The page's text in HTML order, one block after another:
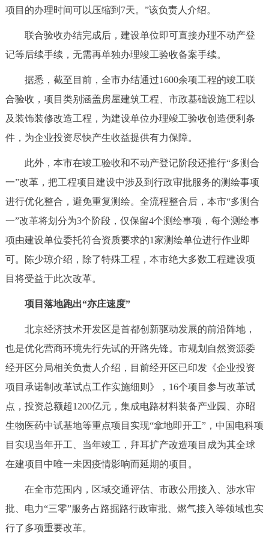
项目的办理时间可以压缩到7天。”该负责人介绍。
联合验收办结完成后，建设单位即可直接办理不动产登
记等后续手续，无需再单独办理竣工验收备案手续。
据悉，截至目前，全市办结通过1600余项工程的竣工联
合验收，项目类别涵盖房屋建筑工程、市政基础设施工程以
及装饰装修改造工程，为建设单位办理竣工验收创造便利条
件，为企业投资尽快产生收益提供有力保障。
此外，本市在竣工验收和不动产登记阶段还推行“多测合
一”改革，把工程项目建设中涉及到行政审批服务的测绘事项
进行优化整合，避免重复测绘。全流程整合后，本市“多测合
一”改革将划分为3个阶段，仅保留4个测绘事项，每个测绘事
项由建设单位委托符合资质要求的1家测绘单位进行作业即
可。陈少琼介绍，除了特殊工程，本市绝大多数工程建设项
目将受益于此次改革。
项目落地跑出“亦庄速度”
北京经济技术开发区是首都创新驱动发展的前沿阵地，
也是优化营商环境先行先试的开路先锋。市规划自然资源委
经开区分局相关负责人介绍，目前经开区已印发《企业投资
项目承诺制改革试点工作实施细则》，16个项目参与改革试
点，投资总额超1200亿元，集成电路材料装备产业园、亦昭
生物医药中试基地等重点项目实现“拿地即开工”，中国电科项
目实现当年开工、当年竣工，拜耳扩产改造项目成为其全球
在建项目中唯一未因疫情影响而延期的项目。
在全市范围内，区域交通评估、市政公用接入、涉水审
批、电力“三零”服务占路掘路行政审批、燃气接入等领域也实
行了多项重要改革。